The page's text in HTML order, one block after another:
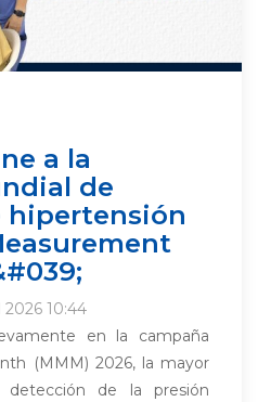
a la
de
hipertensión
2026 10:44
en la campaña
(MMM) 2026, la mayor
detección de la presión